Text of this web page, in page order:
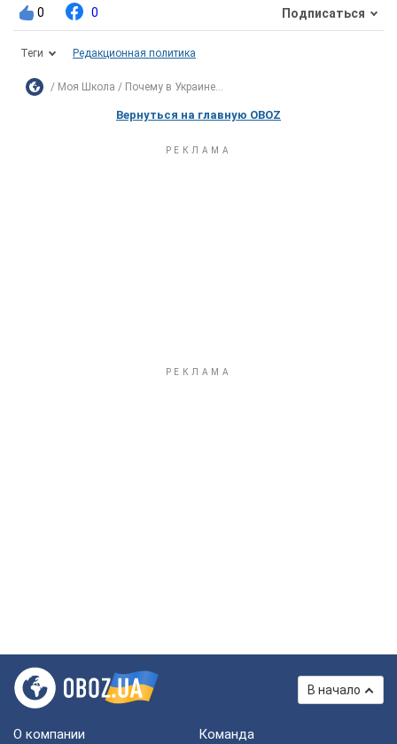
0 0 Подписаться
Теги Редакционная политика
Моя Школа Почему в Украине...
Вернуться на главную OBOZ
В начало
О компании Команда